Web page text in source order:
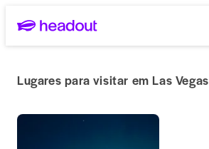
Lugares para visitar em Las Vegas